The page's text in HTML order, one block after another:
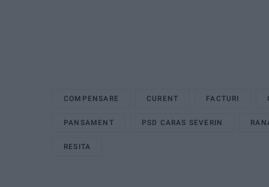
COMPENSARE CURENT FACTURI
PANSAMENT PSD CARAS SEVERIN
RESITA